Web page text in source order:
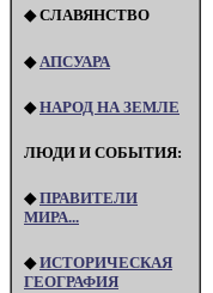
◆ СЛАВЯНСТВО
◆ АПСУАРА
◆НАРОД НА ЗЕМЛЕ
ЛЮДИ И СОБЫТИЯ:
◆ПРАВИТЕЛИ
МИРА...
◆ИСТОРИЧЕСКАЯ
ГЕОГРАФИЯ